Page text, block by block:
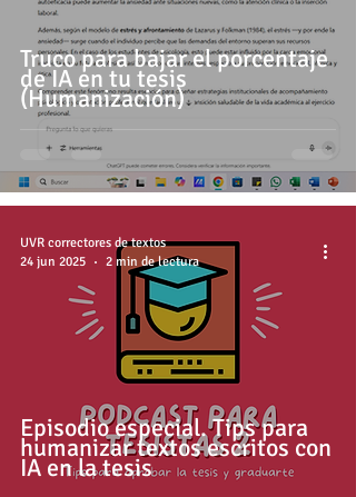
Truco para bajar el porcentaje
de IA en tu tesis
(Humanización)
Episodio especial. Tips para
humanizar textos escritos con
IA en la tesis
UVR correctores de textos
24 jun 2025
2 min de lectura